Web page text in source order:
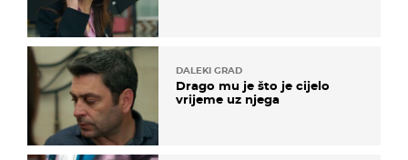
DALEKI GRAD
Drago mu je što je cijelo
vrijeme uz njega